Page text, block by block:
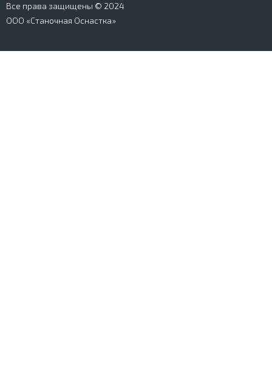
Все права защищены © 2024
ООО «Станочная Оснастка»